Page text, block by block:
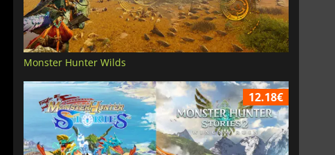
Monster Hunter Wilds
12.18€